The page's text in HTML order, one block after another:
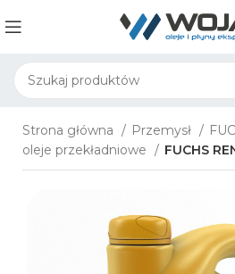
Strona główna Przemysł
oleje przekładniowe
FUCHS